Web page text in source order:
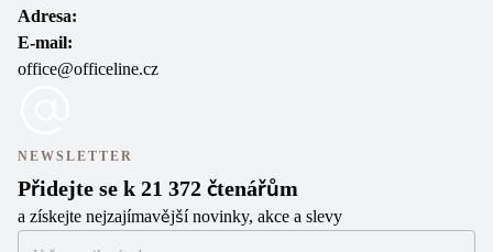
Adresa:
E-mail:
office@officeline.cz
NEWSLETTER
Přidejte se k 21 372 čtenářům
a získejte nejzajímavější novinky, akce a slevy